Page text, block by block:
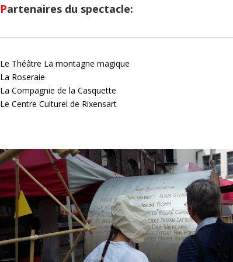
Partenaires du spectacle:
Le Théâtre La montagne magique
La Roseraie
La Compagnie de la Casquette
Le Centre Culturel de Rixensart